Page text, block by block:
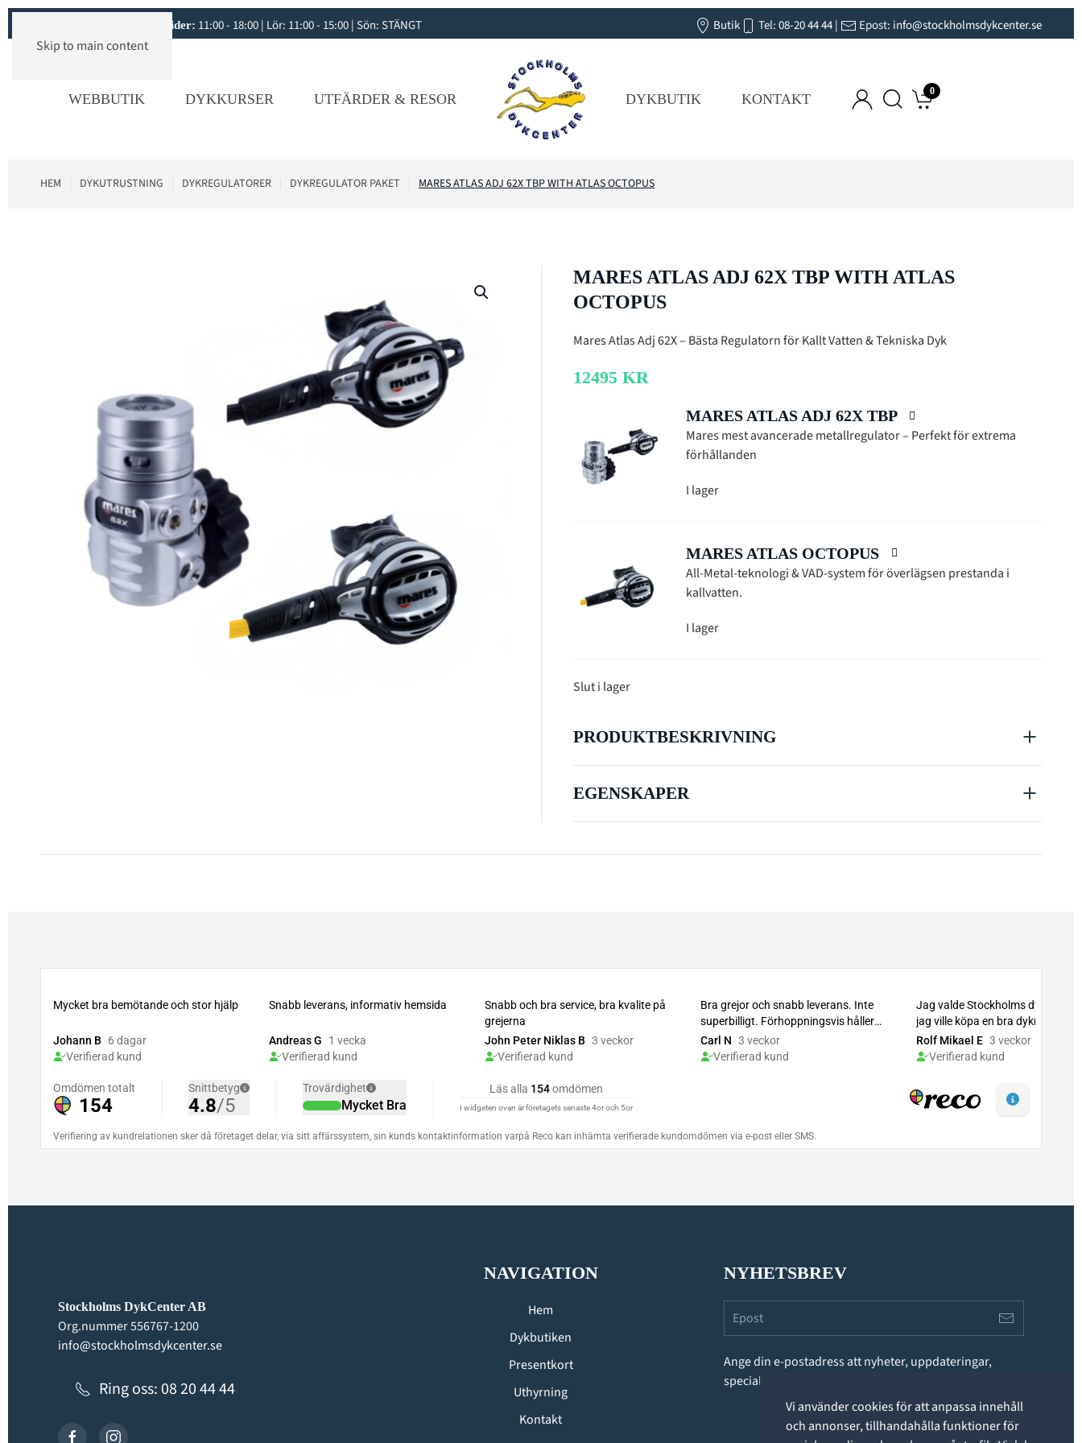
Vi använder cookies för att anpassa innehåll
och annonser, tillhandahålla funktioner för
Skip to main content
Öppettider: 11:00 - 18:00 | Lör: 11:00 - 15:00 | Sön: STÄNGT Butik Tel:08-20 44 44| Epost: info@stockholmsdykcenter.se
WEBBUTIK DYKKURSER UTFÄRDER & RESOR DYKBUTIK KONTAKT 0
HEM DYKUTRUSTNING DYKREGULATORER DYKREGULATOR PAKET MARES ATLAS ADJ 62X TBP WITH ATLAS OCTOPUS
MARES ATLAS ADJ 62X TBP WITH ATLAS
OCTOPUS
Mares Atlas Adj 62X – Bästa Regulatorn för Kallt Vatten & Tekniska Dyk
12495 KR
MARES ATLAS ADJ 62X TBP
Mares mest avancerade metallregulator – Perfekt för extrema
förhållanden
I lager
MARES ATLAS OCTOPUS
All-Metal-teknologi & VAD-system för överlägsen prestanda i
kallvatten.
I lager
Slut i lager
PRODUKTBESKRIVNING
EGENSKAPER
Stockholms DykCenter AB
Org.nummer 556767-1200
info@stockholmsdykcenter.se
Ring oss: 08 20 44 44
NAVIGATION
Hem
Dykbutiken
Presentkort
Uthyrning
Kontakt
NYHETSBREV
Ange din e-postadress att nyheter, uppdateringar,
specialerbjudanden och annan information.